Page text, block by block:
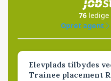
76
Opret agent
Elevplads tilbydes
Trainee placement